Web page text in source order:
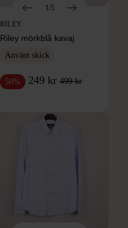
1/5
RILEY
Riley mörkblå kavaj
Använt skick
50% 249 kr 499 kr